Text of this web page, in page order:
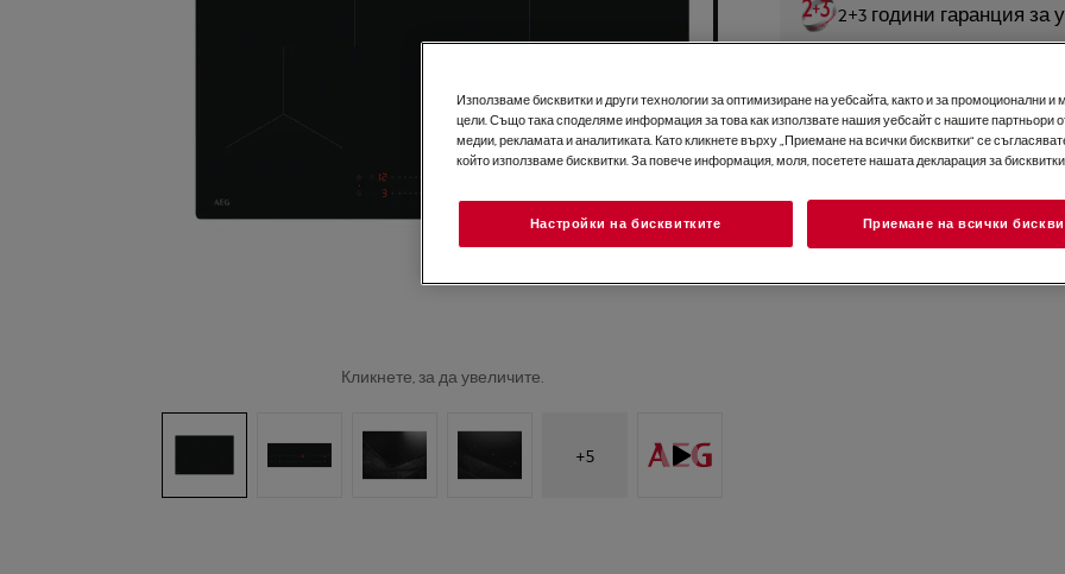
Кликнете, за да увеличите.
+5
2+3 години гаранция за
Използваме бисквитки и други технологии за оптимизиране на уебсайта, както и за промоционални и
цели. Също така споделяме информация за това как използвате нашия уебсайт с нашите партньори
медии, рекламата и аналитиката. Като кликнете върху „Приемане на всички бисквитки“ се
който използваме бисквитки. За повече информация, моля, посетете нашата декларация за бисквитки.
Настройки на бисквитките Приемане на всички